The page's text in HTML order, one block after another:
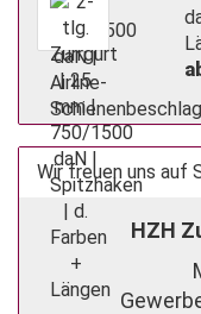
Wir freuen uns auf
HZH